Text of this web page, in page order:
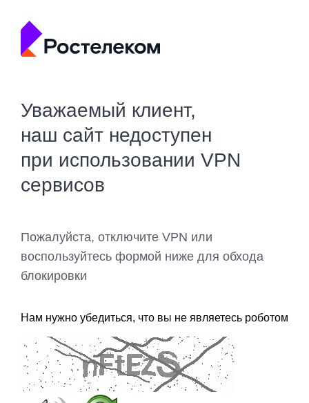
Уважаемый клиент,
наш сайт недоступен
при использовании VPN
сервисов
Пожалуйста, отключите VPN или
воспользуйтесь формой ниже для обхода
блокировки
Нам нужно убедиться, что вы не являетесь роботом